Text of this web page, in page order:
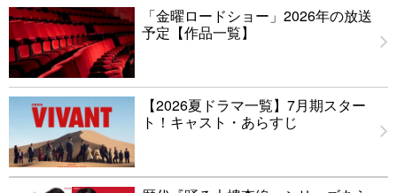
「金曜ロードショー」2026年の放送
予定【作品一覧】
【2026夏ドラマ一覧】7月期スター
ト！キャスト・あらすじ